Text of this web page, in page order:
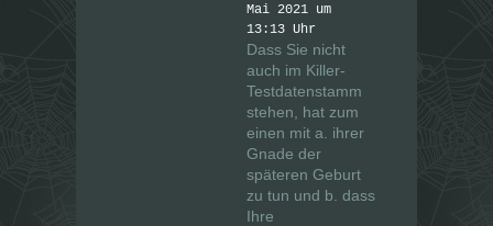
Mai 2021 um
13:13 Uhr
Dass Sie nicht
auch im Killer-
Testdatenstamm
stehen, hat zum
einen mit a. ihrer
Gnade der
späteren Geburt
zu tun und b. dass
Ihre